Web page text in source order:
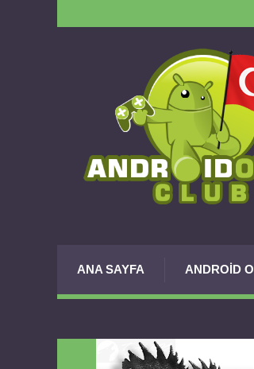
ANA SAYFA ANDROID